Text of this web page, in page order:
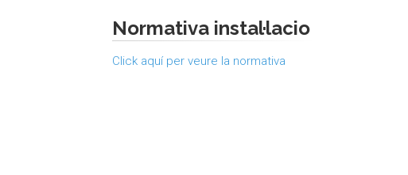
Normativa instal·lacio
Click aquí per veure la normativa